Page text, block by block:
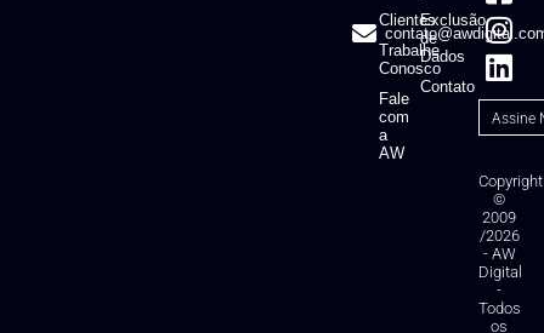
Clientes
Trabalhe
Conosco
Fale
com
a
AW
Exclusão
de
Dados
Contato
Copyright
©
2009
/2026
- AW
Digital
-
Todos
os